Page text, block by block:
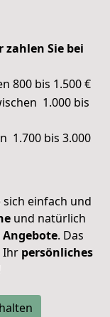
zahlen Sie bei
800 bis 1.500 €
1.000 bis
1.700 bis 3.000
einfach und
und natürlich
Angebote. Das
Ihr persönliches